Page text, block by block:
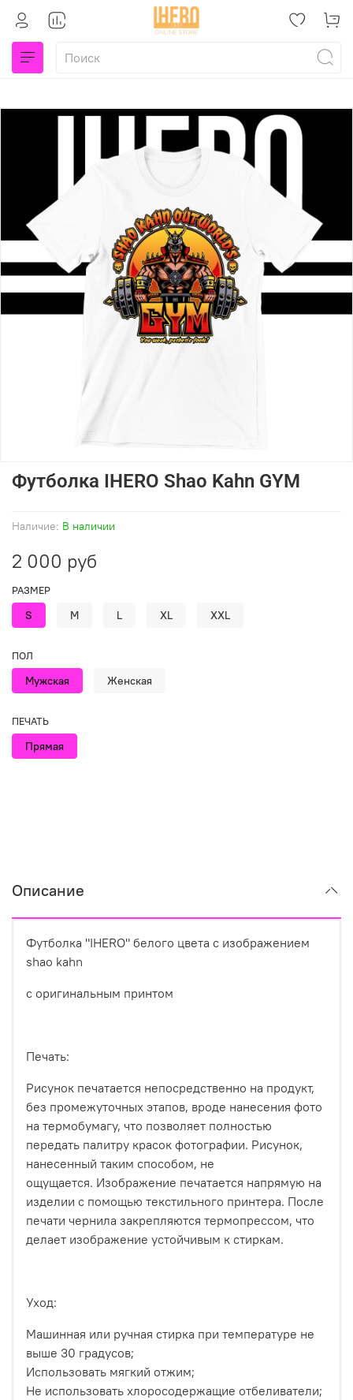
Наличие: В наличии
Футболка IHERO Shao Kahn GYM
2 000 руб
РАЗМЕР
S M L XL XXL
ПОЛ
Мужская Женская
ПЕЧАТЬ
Прямая
Описание
Футболка "IHERO" белого цвета с изображением
shao kahn
с оригинальным принтом
Печать:
Рисунок печатается непосредственно на продукт,
без промежуточных этапов, вроде нанесения фото
на термобумагу, что позволяет полностью
передать палитру красок фотографии. Рисунок,
нанесенный таким способом, не
ощущается. Изображение печатается напрямую на
изделии с помощью текстильного принтера. После
печати чернила закрепляются термопрессом, что
делает изображение устойчивым к стиркам.
Уход:
Машинная или ручная стирка при температуре не
выше 30 градусов;
Использовать мягкий отжим;
Не использовать хлоросодержащие отбеливатели;